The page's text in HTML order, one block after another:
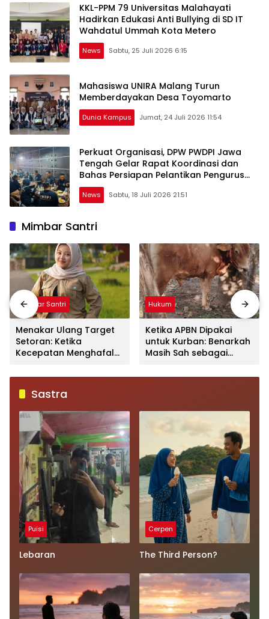
Jadi Tren Terbaru
KKL-PPM 79 Universitas Malahayati
Hadirkan Edukasi Anti Bullying di SD IT
Wahdatul Ummah Kota Metero
News Sabtu, 25 Juli 2026 6:15
Mahasiswa UNIRA Malang Turun
Memberdayakan Desa Toyomarto
Dunia Kampus Jumat, 24 Juli 2026 11:54
Perkuat Organisasi, DPW PWDPI Jawa
Tengah Gelar Rapat Koordinasi dan
Bahas Persiapan Pelantikan Pengurus
Baru
News Sabtu, 18 Juli 2026 21:51
Mimbar Santri
Mimbar Santri
Menakar Ulang Target
Setoran: Ketika
Kecepatan Menghafal
Mengorbankan Kualitas
dan Makna
Hukum
Ketika APBN Dipakai
untuk Kurban: Benarkah
Masih Sah sebagai
Sastra
Puisi
Lebaran
Cerpen
The Third Person?